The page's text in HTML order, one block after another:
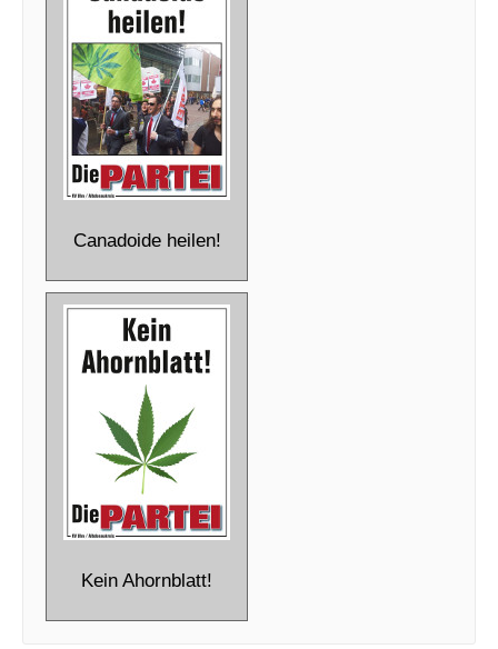
Canadoide heilen!
Kein Ahornblatt!